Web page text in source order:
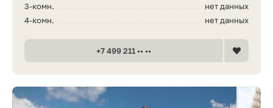
нет данных
3-комн.
нет данных
4-комн.
+7 499 211 •• ••